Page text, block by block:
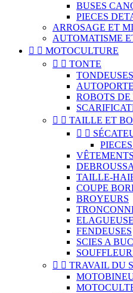
BUSES
PIECES
ARROSAGE ET
AUTOMATISME
  MOTOCULTURE
  TONTE
TONDEUSES
ROBOTS
  TAILLE ET
 
TAILLE-
COUPE
BROYEURS
FENDEUSES
SCIES A
  TRAVAIL DU